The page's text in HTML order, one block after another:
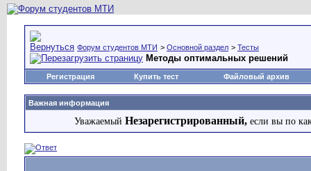
Форум студентов МТИ > Основной раздел > Тесты
Методы оптимальных решений
Регистрация Купить тест Файловый архив
Важная информация
Уважаемый Незарегистрированный, если вы по